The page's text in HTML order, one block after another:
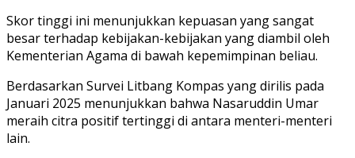
Skor tinggi ini menunjukkan kepuasan yang sangat
besar terhadap kebijakan-kebijakan yang diambil oleh
Kementerian Agama di bawah kepemimpinan beliau.
Berdasarkan Survei Litbang Kompas yang dirilis pada
Januari 2025 menunjukkan bahwa Nasaruddin Umar
meraih citra positif tertinggi di antara menteri-menteri
lain.